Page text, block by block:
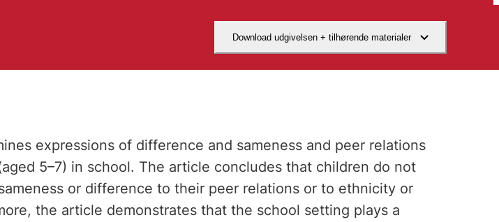
Download udgivelsen + tilhørende materialer
Hent den videnskabelige artikel
expressions of difference and sameness and peer relations
5–7) in school. The article concludes that children do not
or difference to their peer relations or to ethnicity or
the article demonstrates that the school setting plays a